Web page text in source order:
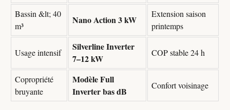
Bassin &lt; 40
m³
Nano Action 3 kW
Extension saison
printemps
Usage intensif
Silverline Inverter
7–12 kW
COP stable 24 h
Copropriété
bruyante
Modèle Full
Inverter bas dB
Confort voisinage